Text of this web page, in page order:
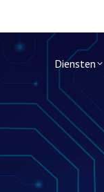
Diensten